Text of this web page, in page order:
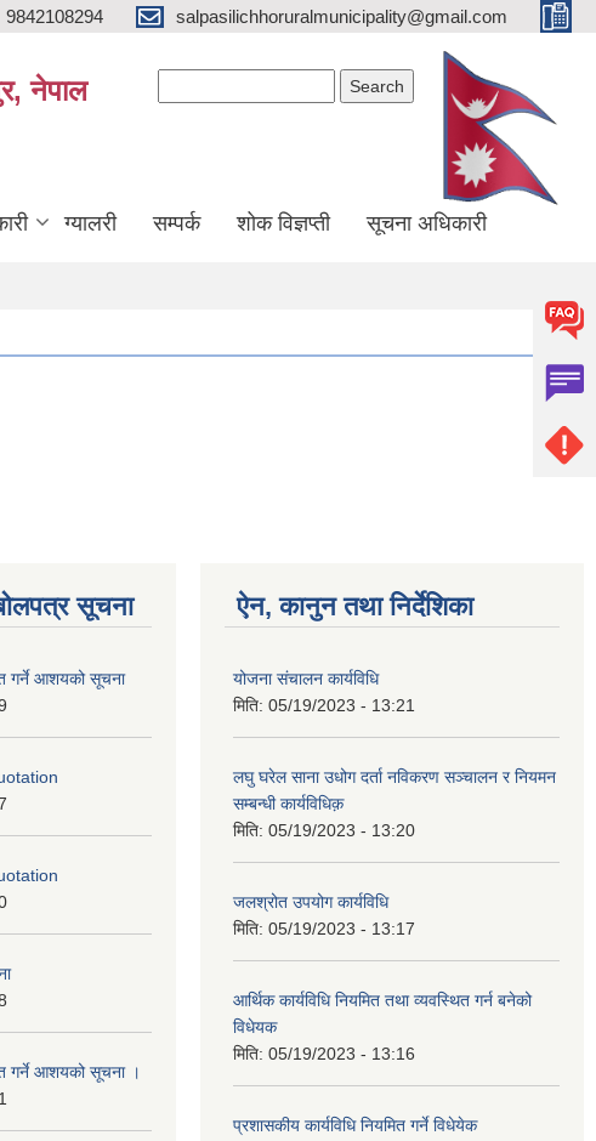
9842108294 salpasilichhoruralmunicipality@gmail.com
नेपाल
ग्यालरी सम्पर्क शोक विज्ञप्ती सूचना अधिकारी
सूचना
गर्ने आशयको सूचना
गर्ने आशयको सूचना ।
ऐन, कानुन तथा निर्देशिका
योजना संचालन कार्यविधि
मिति: 05/19/2023 - 13:21
लघु घरेल साना उधोग दर्ता नविकरण सञ्चालन र नियमन
सम्बन्धी कार्यविधिक़
मिति: 05/19/2023 - 13:20
जलश्रोत उपयोग कार्यविधि
मिति: 05/19/2023 - 13:17
आर्थिक कार्यविधि नियमित तथा व्यवस्थित गर्न बनेको
विधेयक
मिति: 05/19/2023 - 13:16
प्रशासकीय कार्यविधि नियमित गर्ने विधेयेक